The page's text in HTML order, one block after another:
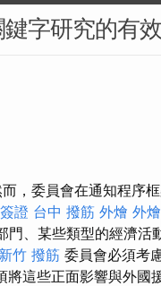
字研究的有
，委員會在通知程序
證 台中 撥筋 外燴 外
、某些類型的經濟活
新竹 撥筋 委員會必須考
將這些正面影響與外國